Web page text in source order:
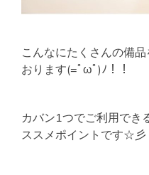
こんなにたくさんの備
おります(=ﾟωﾟ)ﾉ！！
カバン1つでご利用でき
ススメポイントです☆彡